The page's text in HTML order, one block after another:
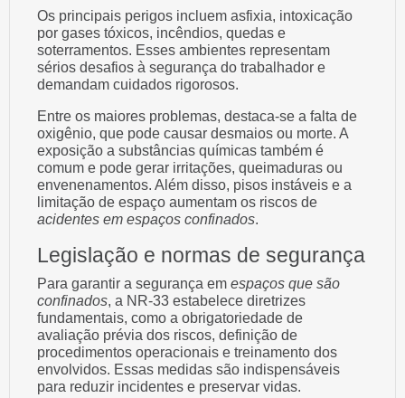
Os principais perigos incluem asfixia, intoxicação
por gases tóxicos, incêndios, quedas e
soterramentos. Esses ambientes representam
sérios desafios à segurança do trabalhador e
demandam cuidados rigorosos.
Entre os maiores problemas, destaca-se a falta de
oxigênio, que pode causar desmaios ou morte. A
exposição a substâncias químicas também é
comum e pode gerar irritações, queimaduras ou
envenenamentos. Além disso, pisos instáveis e a
limitação de espaço aumentam os riscos de
acidentes em espaços confinados.
Legislação e normas de segurança
Para garantir a segurança em espaços que são
confinados, a NR-33 estabelece diretrizes
fundamentais, como a obrigatoriedade de
avaliação prévia dos riscos, definição de
procedimentos operacionais e treinamento dos
envolvidos. Essas medidas são indispensáveis
para reduzir incidentes e preservar vidas.